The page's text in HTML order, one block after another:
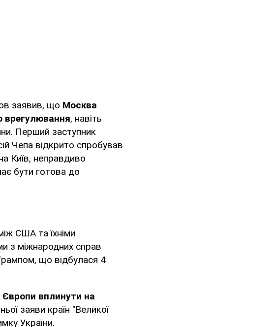
заявив, що Москва
врегулювання, навіть
Перший заступник
Чепа відкрито спробував
Київ, неправдиво
бути готова до
США та їхніми
з міжнародних справ
що відбулася 4
Європи вплинути на
заяви країн "Великої
України.